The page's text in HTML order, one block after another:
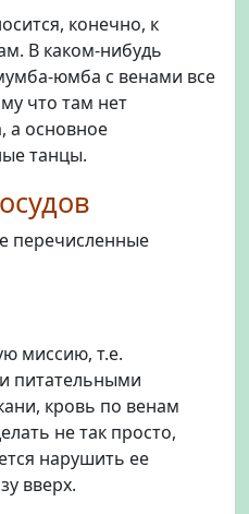
конечно, к
В каком-нибудь
юмба с венами все
что там нет
а основное
танцы.
перечисленные
миссию, т.е.
питательными
кровь по венам
не так просто,
нарушить ее
вверх.